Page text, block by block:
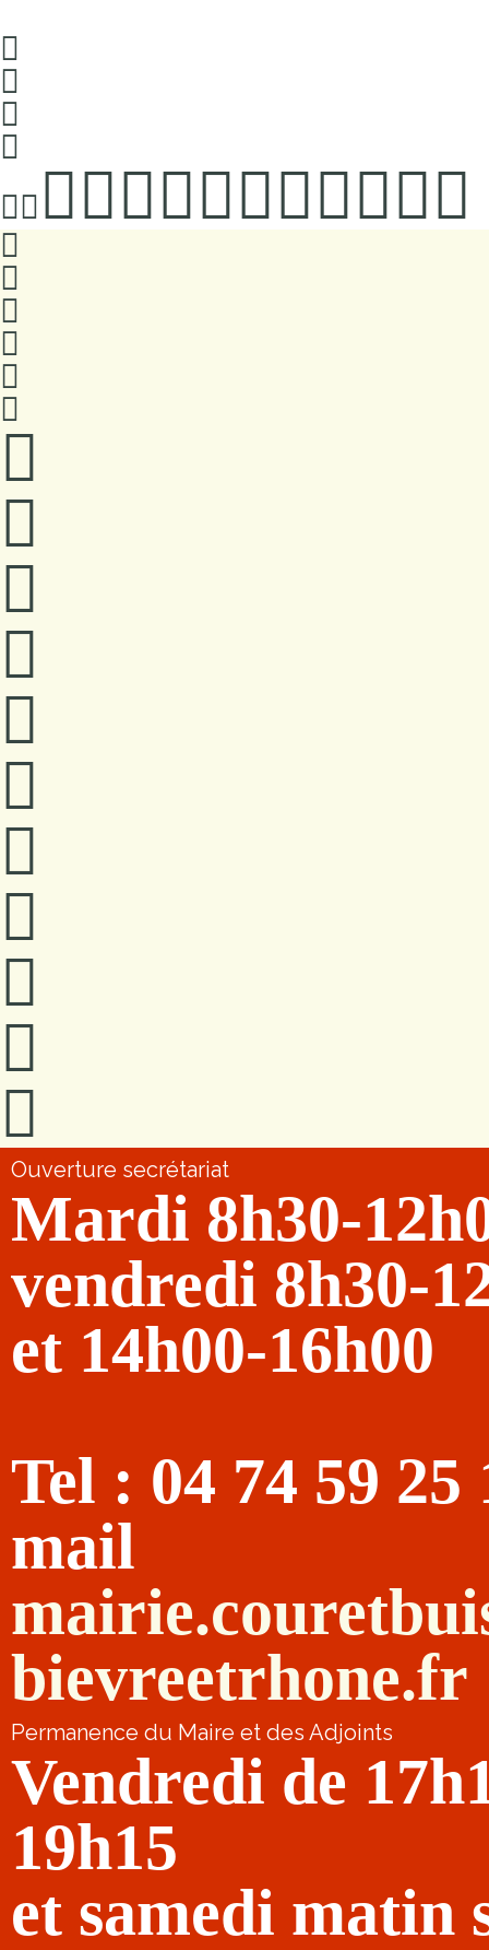
Ouverture secrétariat
Mardi 8h30-
vendredi 8h30-
et 14h00-16h00
Tel : 04 74 59 25
mail
bievreetrhone.fr
Permanence du Maire et des Adjoints
Vendredi de
19h15
et samedi matin